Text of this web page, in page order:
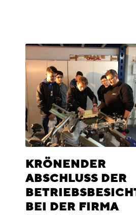
KRÖNENDER
ABSCHLUSS DER
BEI DER FIRMA